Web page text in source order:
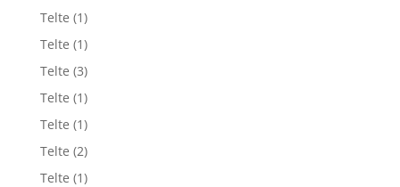
Telte (1)
Telte (1)
Telte (3)
Telte (1)
Telte (1)
Telte (2)
Telte (1)